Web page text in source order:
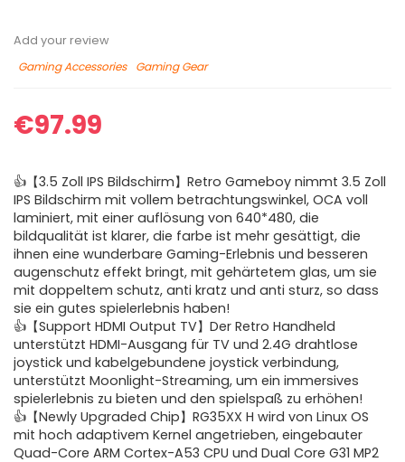
Add your review
Gaming Accessories
Gaming Gear
€97.99
👍【3.5 Zoll IPS Bildschirm】Retro Gameboy nimmt 3.5 Zoll
IPS Bildschirm mit vollem betrachtungswinkel, OCA voll
laminiert, mit einer auflösung von 640*480, die
bildqualität ist klarer, die farbe ist mehr gesättigt, die
ihnen eine wunderbare Gaming-Erlebnis und besseren
augenschutz effekt bringt, mit gehärtetem glas, um sie
mit doppeltem schutz, anti kratz und anti sturz, so dass
sie ein gutes spielerlebnis haben!
👍【Support HDMI Output TV】Der Retro Handheld
unterstützt HDMI-Ausgang für TV und 2.4G drahtlose
joystick und kabelgebundene joystick verbindung,
unterstützt Moonlight-Streaming, um ein immersives
spielerlebnis zu bieten und den spielspaß zu erhöhen!
👍【Newly Upgraded Chip】RG35XX H wird von Linux OS
mit hoch adaptivem Kernel angetrieben, eingebauter
Quad-Core ARM Cortex-A53 CPU und Dual Core G31 MP2